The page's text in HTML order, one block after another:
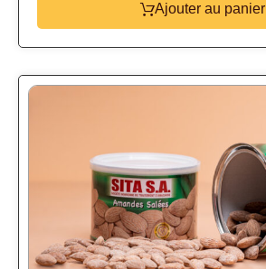
Ajouter au panier